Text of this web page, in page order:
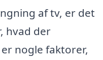
af tv, er det
hvad der
nogle faktorer,